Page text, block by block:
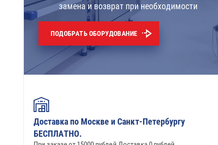
Гастроёмкости решетки
противни
Запчасти к механическому
оборудованию Абат
Датчики,
Уплотнители двери и
прокладки Абат
Пружины для Абат
замена и возврат при необходимости
ПОДОБРАТЬ ОБОРУДОВАНИЕ
Доставка по Москве и Санкт-Петербургу
БЕСПЛАТНО.